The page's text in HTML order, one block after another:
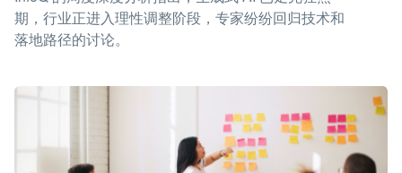
期，行业正进入理性调整阶段，专家纷纷回归技术和
落地路径的讨论。